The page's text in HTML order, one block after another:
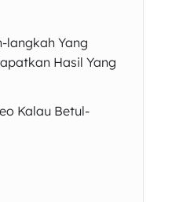
langkah Yang
Hasil Yang
Kalau Betul-